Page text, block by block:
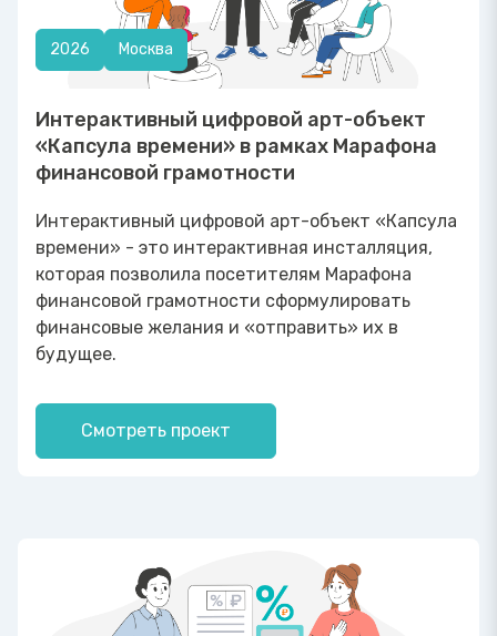
2026 Москва
Интерактивный цифровой арт-объект
«Капсула времени» в рамках Марафона
финансовой грамотности
Интерактивный цифровой арт-объект «Капсула
времени» - это интерактивная инсталляция,
которая позволила посетителям Марафона
финансовой грамотности сформулировать
финансовые желания и «отправить» их в
будущее.
Смотреть проект